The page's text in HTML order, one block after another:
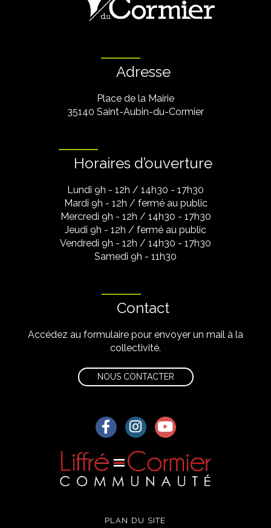
Adresse
Place de la Mairie
35140 Saint-Aubin-du-Cormier
Horaires d’ouverture
Lundi 9h - 12h / 14h30 - 17h30
Mardi 9h - 12h / fermé au public
Mercredi 9h - 12h / 14h30 - 17h30
Jeudi 9h - 12h / fermé au public
Vendredi 9h - 12h / 14h30 - 17h30
Samedi 9h - 11h30
Contact
Accédez au formulaire pour envoyer un mail à la
collectivité.
NOUS CONTACTER
Lien vers le compte Facebook
Lien vers le compte
Lien vers la chaîne
PLAN DU SITE